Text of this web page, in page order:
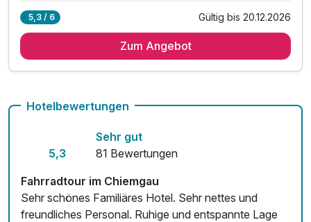
3 x reichhaltiges Frühstück vom Buffet
1x Infomaterial & Wanderkarte
5,3 / 6 Gültig bis 20.12.2026
Zum Angebot
Hotelbewertungen
5,3
Sehr gut
81 Bewertungen
Fahrradtour im Chiemgau
Sehr schönes Familiäres Hotel. Sehr nettes und
freundliches Personal. Ruhige und entspannte Lage